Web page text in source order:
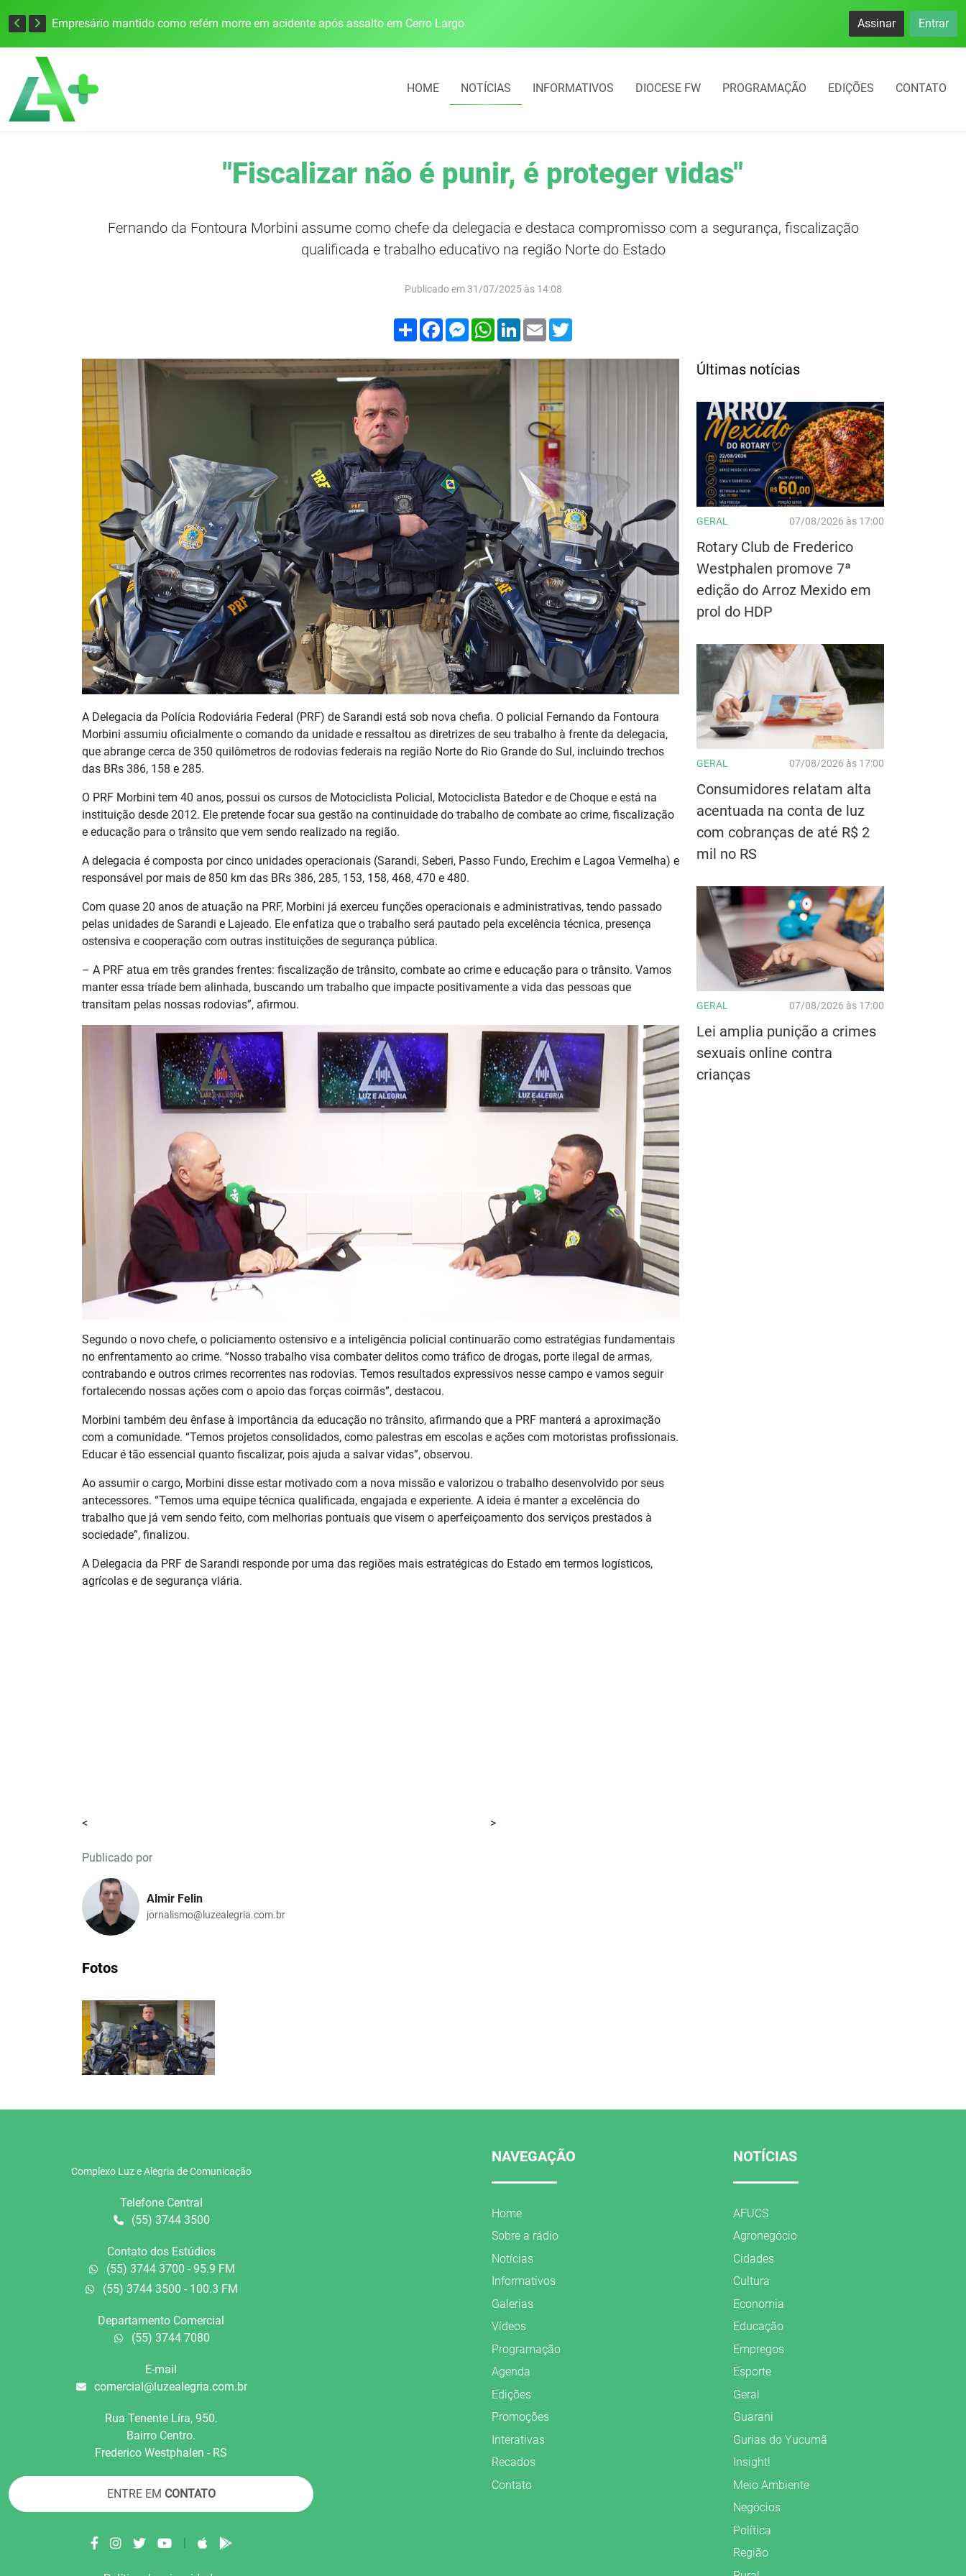
Empresário mantido como refém morre em acidente após assalto em Cerro Largo Cobrança do estacionamento rotativo começará em 10 dias em Frederico
Assinar Entrar
HOME NOTÍCIAS INFORMATIVOS DIOCESE FW PROGRAMAÇÃO EDIÇÕES CONTATO
"Fiscalizar não é punir, é proteger vidas"
Fernando da Fontoura Morbini assume como chefe da delegacia e destaca compromisso com a segurança, fiscalização
qualificada e trabalho educativo na região Norte do Estado
Publicado em 31/07/2025 às 14:08
Compartilhar
FacebookMessenger
WhatsApp
LinkedIn
Email
A Delegacia da Polícia Rodoviária Federal (PRF) de Sarandi está sob nova chefia. O policial Fernando da Fontoura
Morbini assumiu oficialmente o comando da unidade e ressaltou as diretrizes de seu trabalho à frente da delegacia,
que abrange cerca de 350 quilômetros de rodovias federais na região Norte do Rio Grande do Sul, incluindo trechos
das BRs 386, 158 e 285.
O PRF Morbini tem 40 anos, possui os cursos de Motociclista Policial, Motociclista Batedor e de Choque e está na
instituição desde 2012. Ele pretende focar sua gestão na continuidade do trabalho de combate ao crime, fiscalização
e educação para o trânsito que vem sendo realizado na região.
A delegacia é composta por cinco unidades operacionais (Sarandi, Seberi, Passo Fundo, Erechim e Lagoa Vermelha) e
responsável por mais de 850 km das BRs 386, 285, 153, 158, 468, 470 e 480.
Com quase 20 anos de atuação na PRF, Morbini já exerceu funções operacionais e administrativas, tendo passado
pelas unidades de Sarandi e Lajeado. Ele enfatiza que o trabalho será pautado pela excelência técnica, presença
ostensiva e cooperação com outras instituições de segurança pública.
– A PRF atua em três grandes frentes: fiscalização de trânsito, combate ao crime e educação para o trânsito. Vamos
manter essa tríade bem alinhada, buscando um trabalho que impacte positivamente a vida das pessoas que
transitam pelas nossas rodovias”, afirmou.
Segundo o novo chefe, o policiamento ostensivo e a inteligência policial continuarão como estratégias fundamentais
no enfrentamento ao crime. “Nosso trabalho visa combater delitos como tráfico de drogas, porte ilegal de armas,
contrabando e outros crimes recorrentes nas rodovias. Temos resultados expressivos nesse campo e vamos seguir
fortalecendo nossas ações com o apoio das forças coirmãs”, destacou.
Morbini também deu ênfase à importância da educação no trânsito, afirmando que a PRF manterá a aproximação
com a comunidade. “Temos projetos consolidados, como palestras em escolas e ações com motoristas profissionais.
Educar é tão essencial quanto fiscalizar, pois ajuda a salvar vidas”, observou.
Ao assumir o cargo, Morbini disse estar motivado com a nova missão e valorizou o trabalho desenvolvido por seus
antecessores. “Temos uma equipe técnica qualificada, engajada e experiente. A ideia é manter a excelência do
trabalho que já vem sendo feito, com melhorias pontuais que visem o aperfeiçoamento dos serviços prestados à
sociedade”, finalizou.
A Delegacia da PRF de Sarandi responde por uma das regiões mais estratégicas do Estado em termos logísticos,
agrícolas e de segurança viária.
< >
Publicado por
Almir Felin
jornalismo@luzealegria.com.br
Fotos
Últimas notícias
GERAL 07/08/2026 às 17:00
Rotary Club de Frederico
Westphalen promove 7ª
edição do Arroz Mexido em
prol do HDP
GERAL 07/08/2026 às 17:00
Consumidores relatam alta
acentuada na conta de luz
com cobranças de até R$ 2
mil no RS
GERAL 07/08/2026 às 17:00
Lei amplia punição a crimes
sexuais online contra
crianças
Complexo Luz e Alegria de Comunicação
Telefone Central
(55) 3744 3500
Contato dos Estúdios
(55) 3744 3700 - 95.9 FM
(55) 3744 3500 - 100.3 FM
Departamento Comercial
(55) 3744 7080
E-mail
comercial@luzealegria.com.br
Rua Tenente Líra, 950.
Bairro Centro.
Frederico Westphalen - RS
ENTRE EM CONTATO
NAVEGAÇÃO
Home
Sobre a rádio
Notícias
Informativos
Galerias
Vídeos
Programação
Agenda
Edições
Promoções
Interativas
Recados
Contato
NOTÍCIAS
AFUCS
Agronegócio
Cidades
Cultura
Economia
Educação
Empregos
Esporte
Geral
Guarani
Gurias do Yucumã
Insight!
Meio Ambiente
Negócios
Política
Região